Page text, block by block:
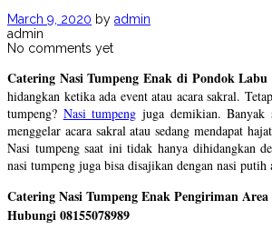
March 9, 2020 by admin
admin
No comments yet
Catering Nasi Tumpeng Enak di Pondok Labu
hidangkan ketika ada event atau acara sakral.
tumpeng? Nasi tumpeng juga demikian. Banyak
menggelar acara sakral atau sedang mendapat
Nasi tumpeng saat ini tidak hanya dihidangkan
nasi tumpeng juga bisa disajikan dengan nasi putih
Catering Nasi Tumpeng Enak Pengiriman
Hubungi 08155078989